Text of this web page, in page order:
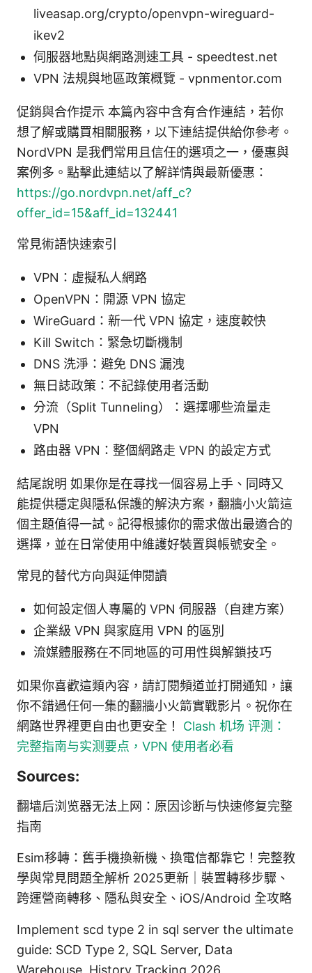
liveasap.org/crypto/openvpn-wireguard-
ikev2
伺服器地點與網路測速工具 - speedtest.net
VPN 法規與地區政策概覽 - vpnmentor.com
促銷與合作提示 本篇內容中含有合作連結，若你
想了解或購買相關服務，以下連結提供給你參考。
NordVPN 是我們常用且信任的選項之一，優惠與
案例多。點擊此連結以了解詳情與最新優惠：
https://go.nordvpn.net/aff_c?
offer_id=15&aff_id=132441
常見術語快速索引
VPN：虛擬私人網路
OpenVPN：開源 VPN 協定
WireGuard：新一代 VPN 協定，速度較快
Kill Switch：緊急切斷機制
DNS 洗淨：避免 DNS 漏洩
無日誌政策：不記錄使用者活動
分流（Split Tunneling）：選擇哪些流量走
VPN
路由器 VPN：整個網路走 VPN 的設定方式
結尾說明 如果你是在尋找一個容易上手、同時又
能提供穩定與隱私保護的解決方案，翻牆小火箭這
個主題值得一試。記得根據你的需求做出最適合的
選擇，並在日常使用中維護好裝置與帳號安全。
常見的替代方向與延伸閱讀
如何設定個人專屬的 VPN 伺服器（自建方案）
企業級 VPN 與家庭用 VPN 的區別
流媒體服務在不同地區的可用性與解鎖技巧
如果你喜歡這類內容，請訂閱頻道並打開通知，讓
你不錯過任何一集的翻牆小火箭實戰影片。祝你在
網路世界裡更自由也更安全！ Clash 机场 评测：
完整指南与实测要点，VPN 使用者必看
Sources:
翻墙后浏览器无法上网：原因诊断与快速修复完整
指南
Esim移轉：舊手機換新機、換電信都靠它！完整教
學與常見問題全解析 2025更新｜裝置轉移步驟、
跨運營商轉移、隱私與安全、iOS/Android 全攻略
Implement scd type 2 in sql server the ultimate
guide: SCD Type 2, SQL Server, Data
Warehouse, History Tracking 2026